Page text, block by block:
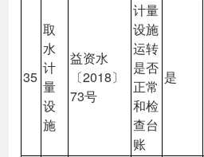
35
取
水
计
量
设
施
益资水
〔2018〕
73号
计量
设施
运转
是否
正常
和检
查台
账
是